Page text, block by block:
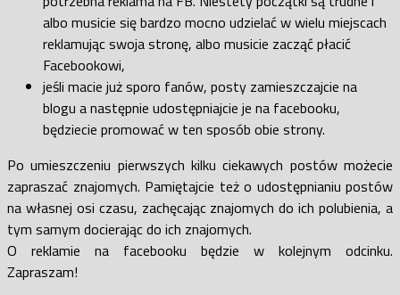
albo musicie się bardzo mocno udzielać w wielu miejscach
reklamując swoja stronę, albo musicie zacząć płacić
Facebookowi,
jeśli macie już sporo fanów, posty zamieszczajcie na
blogu a następnie udostępniajcie je na facebooku,
będziecie promować w ten sposób obie strony.
Po umieszczeniu pierwszych kilku ciekawych postów możecie
zapraszać znajomych. Pamiętajcie też o udostępnianiu postów
na własnej osi czasu, zachęcając znajomych do ich polubienia, a
tym samym docierając do ich znajomych.
O reklamie na facebooku będzie w kolejnym odcinku.
Zapraszam!